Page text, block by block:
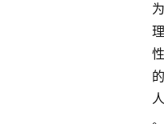
为
理
性
的
人
。